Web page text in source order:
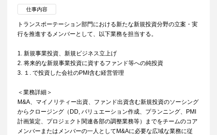
仕事内容
トランスポーテーション部門における新たな新規投資分野の立案・実
行を推進するメンバーとして、以下業務を担当する。
1. 新規事業投資、新規ビジネス立上げ
2. 将来的な新規事業投資に資するファンド等への純投資
3. １. で投資した会社のPMI含む経営管理
＜業務詳細＞
M&A、マイノリティー出資、ファンド出資含む新規投資のソーシング
からクロージング（DD, バリュエーション作成、プランニング、PMI
計画策定、プロジェクト関連各部の調整業務等）までをチームのコア
メンバーまたはメンバーの一人としてM&Aに必要な広域な業務に従